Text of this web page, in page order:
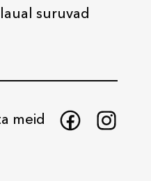
suruvad
meid